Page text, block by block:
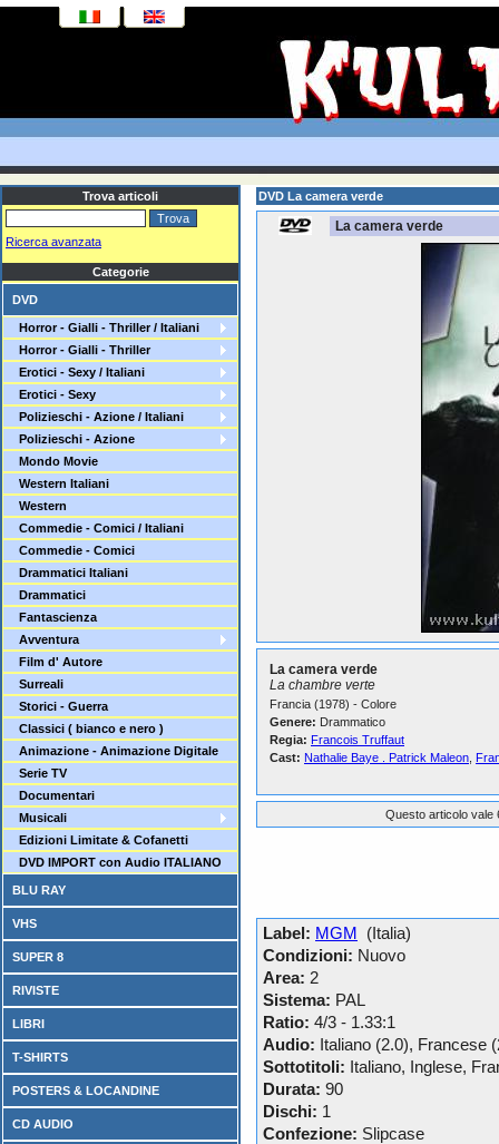
Trova articoli
Ricerca avanzata
Categorie
DVD
Horror - Gialli - Thriller / Italiani
Horror - Gialli - Thriller
Erotici - Sexy / Italiani
Erotici - Sexy
Polizieschi - Azione / Italiani
Polizieschi - Azione
Mondo Movie
Western Italiani
Western
Commedie - Comici / Italiani
Commedie - Comici
Drammatici Italiani
Drammatici
Fantascienza
Avventura
Film d' Autore
Surreali
Storici - Guerra
Classici ( bianco e nero )
Animazione - Animazione Digitale
Serie TV
Documentari
Musicali
Edizioni Limitate & Cofanetti
DVD IMPORT con Audio ITALIANO
BLU RAY
VHS
SUPER 8
RIVISTE
LIBRI
T-SHIRTS
POSTERS & LOCANDINE
CD AUDIO
DVD La camera verde
La camera verde
La camera verde
La chambre verte
Francia (1978) - Colore
Genere: Drammatico
Regia: Francois Truffaut
Cast: Nathalie Baye . Patrick Maleon
Questo articolo vale
Label: MGM
(Italia)
Condizioni: Nuovo
Area: 2
Sistema: PAL
Ratio: 4/3 - 1.33:1
Audio: Italiano (2.0), Francese
Sottotitoli: Italiano, Inglese,
Durata: 90
Dischi: 1
Confezione: Slipcase